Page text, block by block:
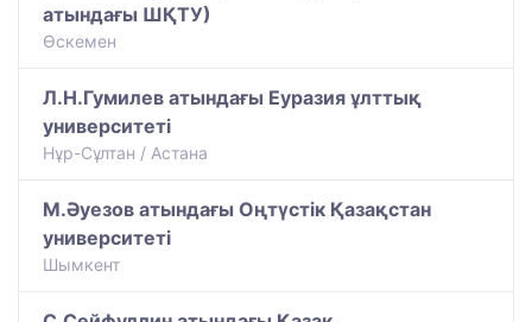
атындағы ШҚТУ)
Өскемен
Л.Н.Гумилев атындағы Еуразия ұлттық
университеті
Нұр-Сұлтан / Астана
М.Әуезов атындағы Оңтүстік Қазақстан
университеті
Шымкент